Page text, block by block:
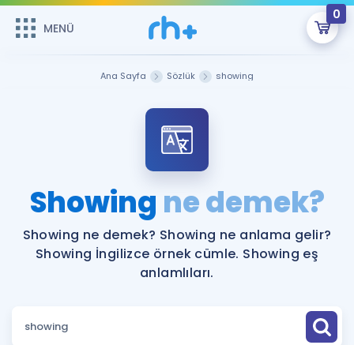
MENÜ
0
Şifremi Hatırlamıyorum
ÜYE DEĞİLİM
Sepetin Şu An Boş.
Remzi Hoca ile seni sınava hazırlayacak onlarca eğitim seni
bekliyor!
MENÜ
Katılımcı Görüşleri
Faydalı Araçlar
Sözlük
Hakkımızda
Ana Sayfa Sözlük showing
Showing ne demek?
Showing ne demek? Showing ne anlama gelir?
Showing İngilizce örnek cümle. Showing eş
anlamlıları.